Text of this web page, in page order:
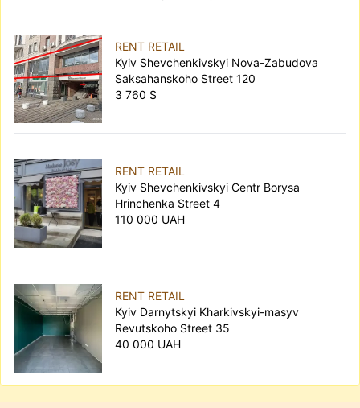
RENT RETAIL
Kyiv Shevchenkivskyi Nova-Zabudova
Saksahanskoho Street 120
3 760 $
RENT RETAIL
Kyiv Shevchenkivskyi Centr Borysa
Hrinchenka Street 4
110 000 UAH
RENT RETAIL
Kyiv Darnytskyi Kharkivskyi-masyv
Revutskoho Street 35
40 000 UAH